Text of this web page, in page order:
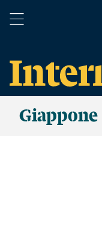
Giappone